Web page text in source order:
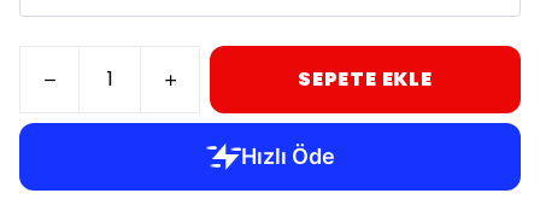
SEPETE EKLE